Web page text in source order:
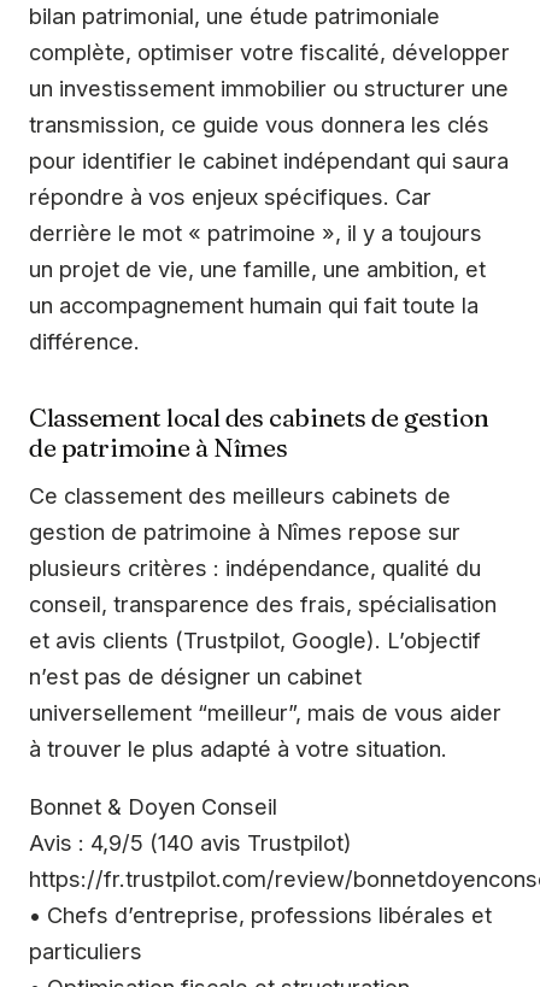
bilan patrimonial, une étude patrimoniale
complète, optimiser votre fiscalité, développer
un investissement immobilier ou structurer une
transmission, ce guide vous donnera les clés
pour identifier le cabinet indépendant qui saura
répondre à vos enjeux spécifiques. Car
derrière le mot « patrimoine », il y a toujours
un projet de vie, une famille, une ambition, et
un accompagnement humain qui fait toute la
différence.
Classement local des cabinets de gestion
de patrimoine à Nîmes
Ce classement des meilleurs cabinets de
gestion de patrimoine à Nîmes repose sur
plusieurs critères : indépendance, qualité du
conseil, transparence des frais, spécialisation
et avis clients (Trustpilot, Google). L’objectif
n’est pas de désigner un cabinet
universellement “meilleur”, mais de vous aider
à trouver le plus adapté à votre situation.
Bonnet & Doyen Conseil
Avis : 4,9/5 (140 avis Trustpilot)
https://fr.trustpilot.com/review/
• Chefs d’entreprise, professions libérales et
particuliers